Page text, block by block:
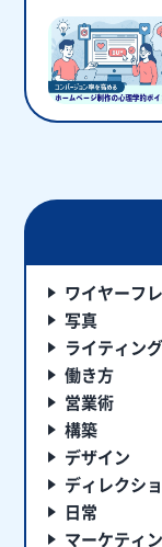
ワイヤーフ
写真
ライティング
働き方
営業術
構築
デザイン
ディレクシ
日常
マーケティ